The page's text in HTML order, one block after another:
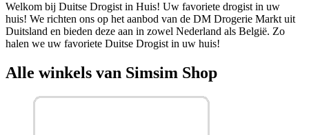
Welkom bij Duitse Drogist in Huis! Uw favoriete drogist in uw
huis! We richten ons op het aanbod van de DM Drogerie Markt uit
Duitsland en bieden deze aan in zowel Nederland als België. Zo
halen we uw favoriete Duitse Drogist in uw huis!
Alle winkels van Simsim Shop